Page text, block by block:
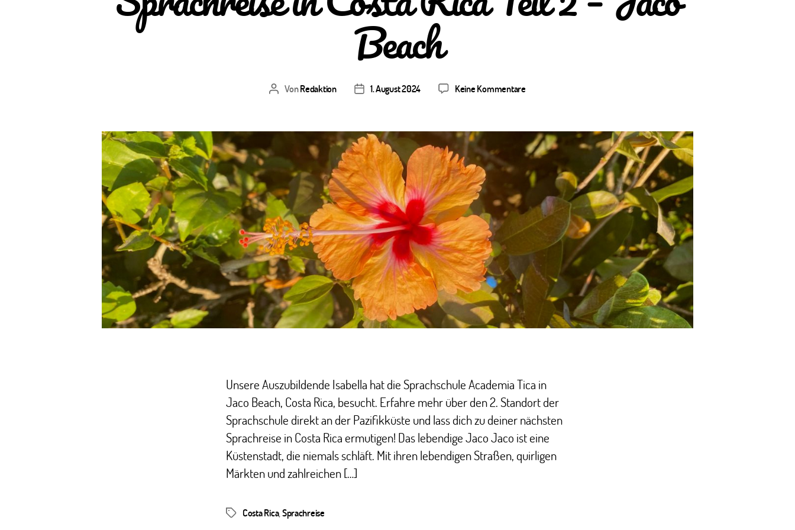
Beach
Beitragsautor
VonRedaktion Veröffentlichungsdatum
1. August 2024 Keine Kommentarezu
Costa
Rica
Teil
2
Jaco
Beach
Unsere Auszubildende Isabella hat die Sprachschule Academia Tica in
Jaco Beach, Costa Rica, besucht. Erfahre mehr über den 2. Standort der
Sprachschule direkt an der Pazifikküste und lass dich zu deiner nächsten
Sprachreise in Costa Rica ermutigen! Das lebendige Jaco Jaco ist eine
Küstenstadt, die niemals schläft. Mit ihren lebendigen Straßen, quirligen
Märkten und zahlreichen […]
Schlagwörter
Costa Rica,Sprachreise